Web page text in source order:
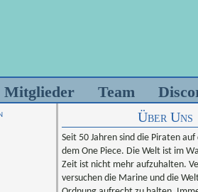
Mitglieder Team
Über Uns
Seit 50 Jahren sind die Piraten auf
dem One Piece. Die Welt ist im
Zeit ist nicht mehr aufzuhalten.
versuchen die Marine und die